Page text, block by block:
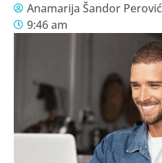
Anamarija Šandor Perović
9:46 am